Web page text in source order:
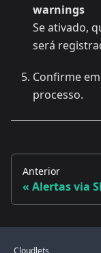
warnings
Se ativado,
será
Confirme em
processo.
Anterior
Alertas via
Cloudlets